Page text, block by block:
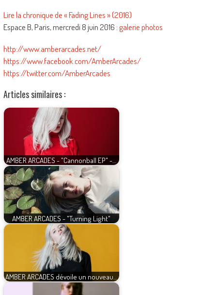
Lire la chronique de « Fading Lines » (2016)
Espace B, Paris, mercredi 8 juin 2016 :galerie photos
http://www.amberarcades.net/
https://www.facebook.com/AmberArcades/
https://twitter.com/AmberArcades
Articles similaires :
AMBER ARCADES - "Cannonball EP" -…
AMBER ARCADES - "Turning Light"
AMBER ARCADES dévoile un nouveau…